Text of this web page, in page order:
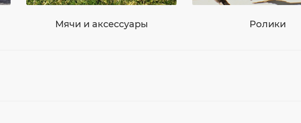
Мячи и аксессуары Ролики